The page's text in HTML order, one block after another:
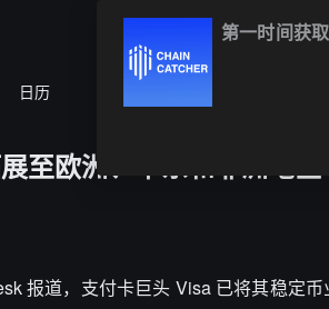
日历
至欧洲、中东和非洲地区
报道，支付卡巨头 Visa 已将其稳定
第一时间获